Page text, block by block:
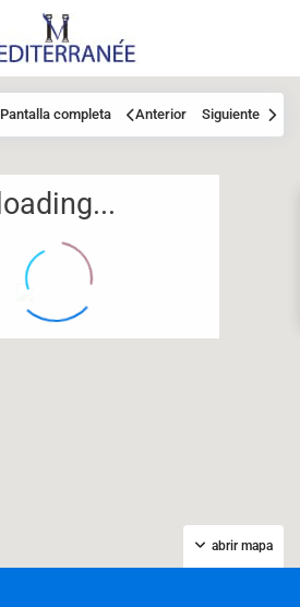
12
loading...
abrir mapa
Pantalla completa Anterior Siguiente